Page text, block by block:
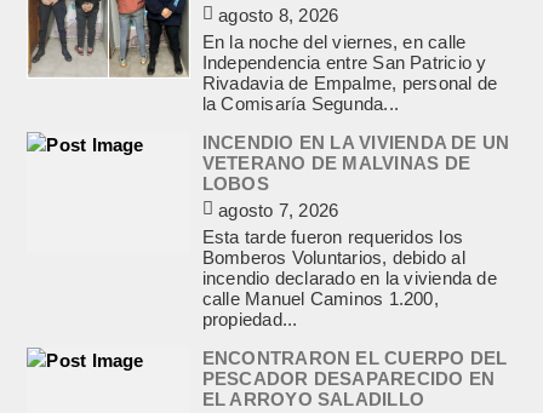
agosto 8, 2026
En la noche del viernes, en calle
Independencia entre San Patricio y
Rivadavia de Empalme, personal de
la Comisaría Segunda...
INCENDIO EN LA VIVIENDA DE UN
VETERANO DE MALVINAS DE
LOBOS
agosto 7, 2026
Esta tarde fueron requeridos los
Bomberos Voluntarios, debido al
incendio declarado en la vivienda de
calle Manuel Caminos 1.200,
propiedad...
ENCONTRARON EL CUERPO DEL
PESCADOR DESAPARECIDO EN
EL ARROYO SALADILLO